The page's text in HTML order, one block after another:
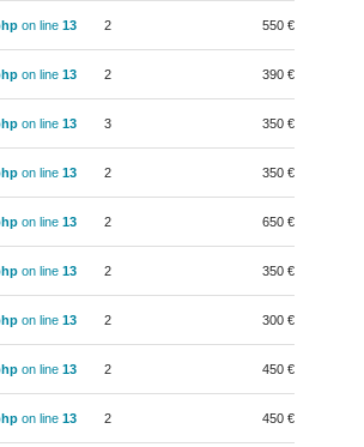
on line 13
2 550 €
on line 13
2 390 €
on line 13
3 350 €
on line 13
2 350 €
on line 13
2 650 €
on line 13
2 350 €
on line 13
2 300 €
on line 13
2 450 €
on line 13
2 450 €